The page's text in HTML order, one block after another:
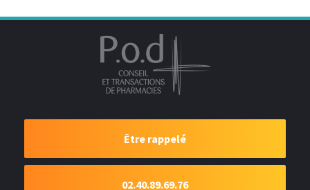
Être rappelé
02.40.89.69.76